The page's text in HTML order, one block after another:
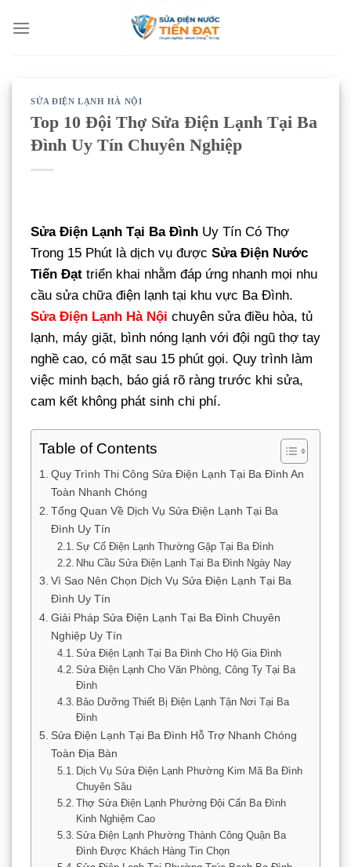
qua
SỬA ĐIỆN LẠNH HÀ NỘI
Top 10 Đội Thợ Sửa Điện Lạnh Tại Ba
Đình Uy Tín Chuyên Nghiệp
Sửa Điện Lạnh Tại Ba Đình Uy Tín Có Thợ
Trong 15 Phút là dịch vụ được Sửa Điện Nước
Tiến Đạt triển khai nhằm đáp ứng nhanh mọi nhu
cầu sửa chữa điện lạnh tại khu vực Ba Đình.
Sửa Điện Lạnh Hà Nội chuyên sửa điều hòa, tủ
lạnh, máy giặt, bình nóng lạnh với đội ngũ thợ tay
nghề cao, có mặt sau 15 phút gọi. Quy trình làm
việc minh bạch, báo giá rõ ràng trước khi sửa,
cam kết không phát sinh chi phí.
Table of Contents
Quy Trình Thi Công Sửa Điện Lạnh Tại Ba Đình An
Toàn Nhanh Chóng
Tổng Quan Về Dịch Vụ Sửa Điện Lạnh Tại Ba
Đình Uy Tín
Sự Cố Điện Lạnh Thường Gặp Tại Ba Đình
Nhu Cầu Sửa Điện Lạnh Tại Ba Đình Ngày Nay
Vì Sao Nên Chọn Dịch Vụ Sửa Điện Lạnh Tại Ba
Đình Uy Tín
Giải Pháp Sửa Điện Lạnh Tại Ba Đình Chuyên
Nghiệp Uy Tín
Sửa Điện Lạnh Tại Ba Đình Cho Hộ Gia Đình
Sửa Điện Lạnh Cho Văn Phòng, Công Ty Tại Ba
Đình
Bảo Dưỡng Thiết Bị Điện Lạnh Tận Nơi Tại Ba
Đình
Sửa Điện Lạnh Tại Ba Đình Hỗ Trợ Nhanh Chóng
Toàn Địa Bàn
Dịch Vụ Sửa Điện Lạnh Phường Kim Mã Ba Đình
Chuyên Sâu
Thợ Sửa Điện Lạnh Phường Đội Cấn Ba Đình
Kinh Nghiệm Cao
Sửa Điện Lạnh Phường Thành Công Quận Ba
Đình Được Khách Hàng Tin Chọn